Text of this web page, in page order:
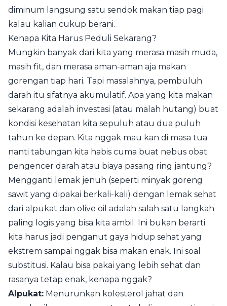
diminum langsung satu sendok makan tiap pagi
kalau kalian cukup berani.
Kenapa Kita Harus Peduli Sekarang?
Mungkin banyak dari kita yang merasa masih muda,
masih fit, dan merasa aman-aman aja makan
gorengan tiap hari. Tapi masalahnya, pembuluh
darah itu sifatnya akumulatif. Apa yang kita makan
sekarang adalah investasi (atau malah hutang) buat
kondisi kesehatan kita sepuluh atau dua puluh
tahun ke depan. Kita nggak mau kan di masa tua
nanti tabungan kita habis cuma buat nebus obat
pengencer darah atau biaya pasang ring jantung?
Mengganti lemak jenuh (seperti minyak goreng
sawit yang dipakai berkali-kali) dengan lemak sehat
dari alpukat dan olive oil adalah salah satu langkah
paling logis yang bisa kita ambil. Ini bukan berarti
kita harus jadi penganut gaya hidup sehat yang
ekstrem sampai nggak bisa makan enak. Ini soal
substitusi. Kalau bisa pakai yang lebih sehat dan
rasanya tetap enak, kenapa nggak?
Alpukat: Menurunkan kolesterol jahat dan